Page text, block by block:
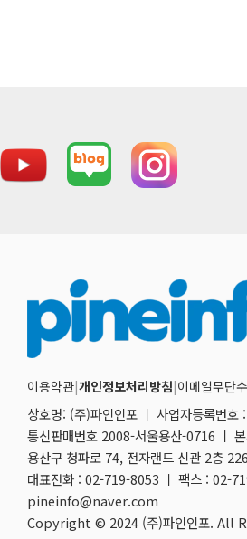
이용약관|개인정보처리방침|이메일무단
상호명: (주)파인인포 ㅣ 사업자등록번
통신판매번호 2008-서울용산-0716 ㅣ
용산구 청파로 74, 전자랜드 신관 2층
대표전화 : 02-719-8053 ㅣ 팩스 : 02-
pineinfo@naver.com
Copyright © 2024 (주)파인인포. All